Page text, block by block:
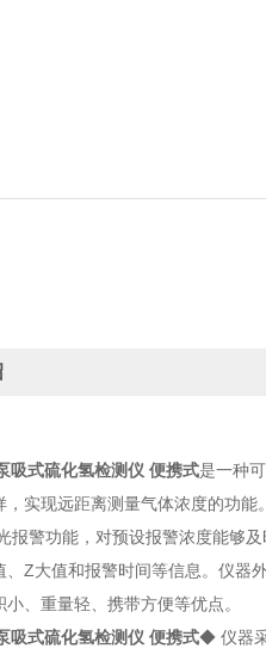
吸式硫化氢检测仪 便携式是一种
，实现远距离测量气体浓度的功
报警功能，对预设报警浓度能够
、Z大值和报警时间等信息。仪器
小、重量轻、携带方便等优点。
吸式硫化氢检测仪 便携式◆ 仪器